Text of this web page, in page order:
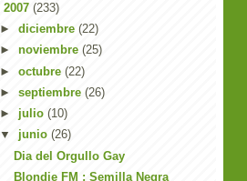
2007 (233)
► diciembre (22)
► noviembre (25)
► octubre (22)
► septiembre (26)
► julio (10)
▼ junio (26)
Dia del Orgullo Gay
Blondie FM : Semilla Negra